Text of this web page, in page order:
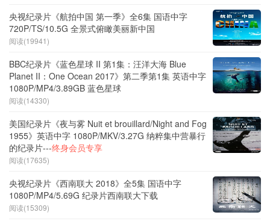
央视纪录片《航拍中国 第一季》全6集 国语中字
720P/TS/10.5G 全景式俯瞰美丽新中国
阅读(19941)
BBC纪录片《蓝色星球 II 第1集：汪洋大海 Blue
Planet II：One Ocean 2017》第二季第1集 英语中字
1080P/MP4/3.89GB 蓝色星球
阅读(14330)
美国纪录片《夜与雾 Nuit et brouillard/Night and Fog
1955》英语中字 1080P/MKV/3.27G 纳粹集中营暴行
的纪录片---终身会员专享
阅读(17635)
央视纪录片《西南联大 2018》全5集 国语中字
1080P/MP4/5.69G 纪录片西南联大下载
阅读(15309)